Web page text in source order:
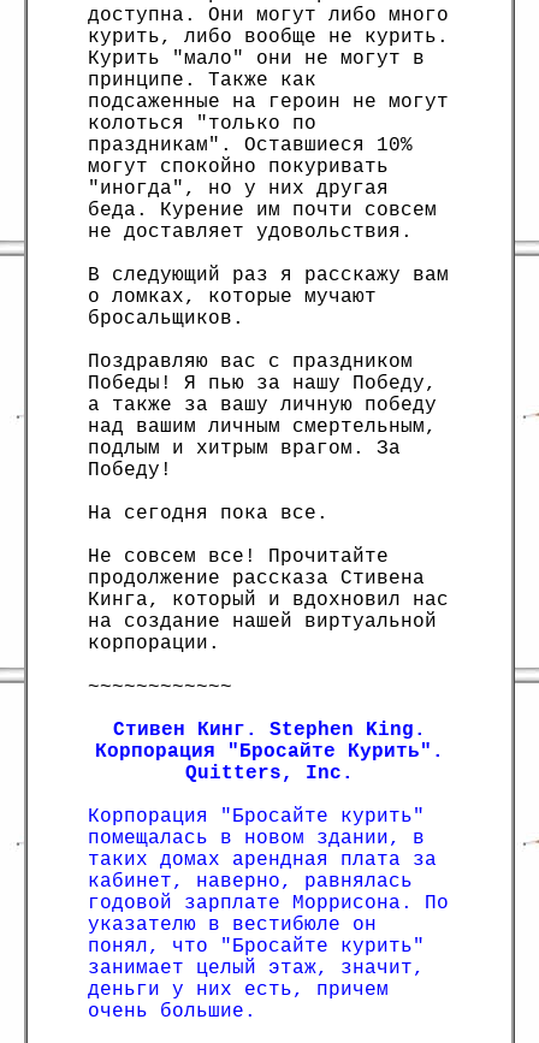
доступна. Они могут либо много
курить, либо вообще не курить.
Курить "мало" они не могут в
принципе. Также как
подсаженные на героин не могут
колоться "только по
праздникам". Оставшиеся 10%
могут спокойно покуривать
"иногда", но у них другая
беда. Курение им почти совсем
не доставляет удовольствия.
В следующий раз я расскажу вам
о ломках, которые мучают
бросальщиков.
Поздравляю вас с праздником
Победы! Я пью за нашу Победу,
а также за вашу личную победу
над вашим личным смертельным,
подлым и хитрым врагом. За
Победу!
На сегодня пока все.
Не совсем все! Прочитайте
продолжение рассказа Стивена
Кинга, который и вдохновил нас
на создание нашей виртуальной
корпорации.
~~~~~~~~~~~~
Стивен Кинг. Stephen King.
Корпорация "Бросайте Курить".
Quitters, Inc.
Корпорация "Бросайте курить"
помещалась в новом здании, в
таких домах арендная плата за
кабинет, наверно, равнялась
годовой зарплате Моррисона. По
указателю в вестибюле он
понял, что "Бросайте курить"
занимает целый этаж, значит,
деньги у них есть, причем
очень большие.